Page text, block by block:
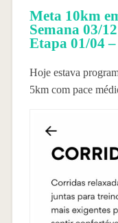
Meta 10km
Semana 03/
Etapa 01/04
Hoje estava
5km com pace